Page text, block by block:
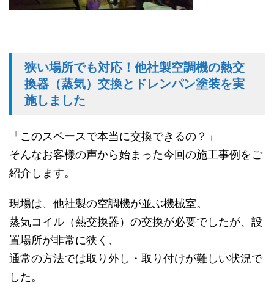
狭い場所でも対応！他社製空調機の熱交
換器（蒸気）交換とドレンパン塗装を実
施しました
「このスペースで本当に交換できるの？」
そんなお客様の声から始まった今回の施工事例をご
紹介します。
現場は、他社製の空調機が並ぶ機械室。
蒸気コイル（熱交換器）の交換が必要でしたが、設
置場所が非常に狭く、
通常の方法では取り外し・取り付けが難しい状況で
した。